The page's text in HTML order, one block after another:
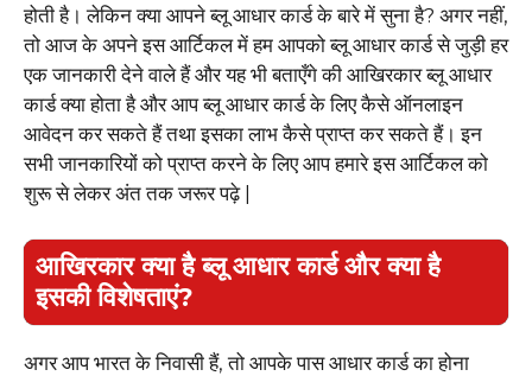
होती है। लेकिन क्या आपने ब्लू आधार कार्ड के बारे में सुना है? अगर नहीं,
तो आज के अपने इस आर्टिकल में हम आपको ब्लू आधार कार्ड से जुड़ी हर
एक जानकारी देने वाले हैं और यह भी बताएँगे की आखिरकार ब्लू आधार
कार्ड क्या होता है और आप ब्लू आधार कार्ड के लिए कैसे ऑनलाइन
आवेदन कर सकते हैं तथा इसका लाभ कैसे प्राप्त कर सकते हैं। इन
सभी जानकारियों को प्राप्त करने के लिए आप हमारे इस आर्टिकल को
शुरू से लेकर अंत तक जरूर पढ़े |
आखिरकार क्या है ब्लू आधार कार्ड और क्या है
इसकी विशेषताएं?
अगर आप भारत के निवासी हैं, तो आपके पास आधार कार्ड का होना